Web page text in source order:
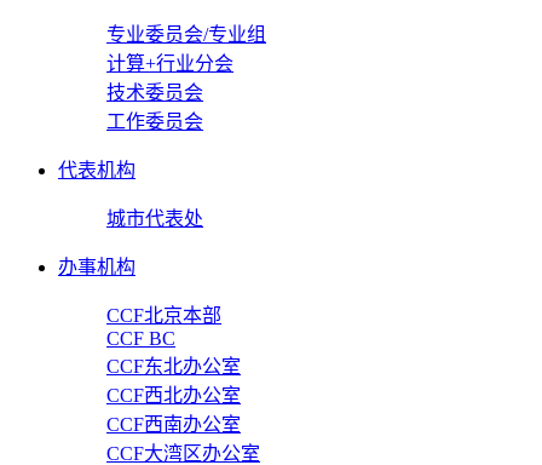
专业委员会/专业组
计算+行业分会
技术委员会
工作委员会
代表机构
城市代表处
办事机构
CCF北京本部
CCF BC
CCF东北办公室
CCF西北办公室
CCF西南办公室
CCF大湾区办公室